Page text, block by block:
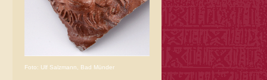
Foto: Ulf Salzmann, Bad Münder